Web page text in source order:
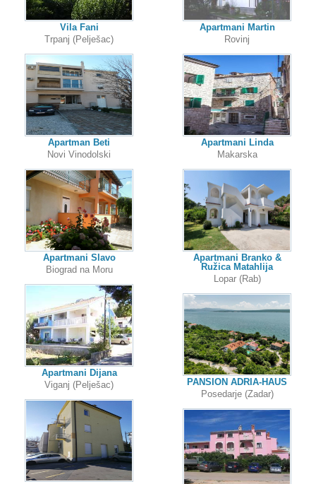
Vila Fani
Trpanj (Pelješac)
Apartman Beti
Novi Vinodolski
Apartmani Slavo
Biograd na Moru
Apartmani Dijana
Viganj (Pelješac)
Apartmani Martin
Rovinj
Apartmani Linda
Makarska
Apartmani Branko &
Ružica Matahlija
Lopar (Rab)
PANSION ADRIA-HAUS
Posedarje (Zadar)